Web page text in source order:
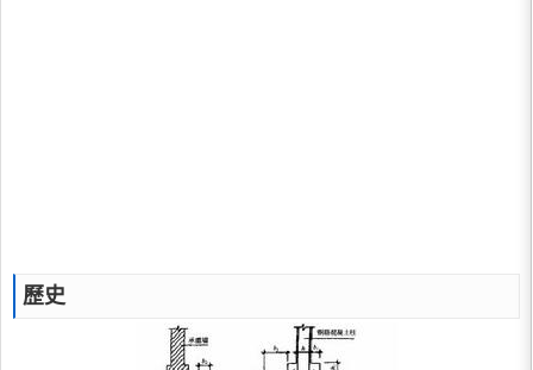
歷史